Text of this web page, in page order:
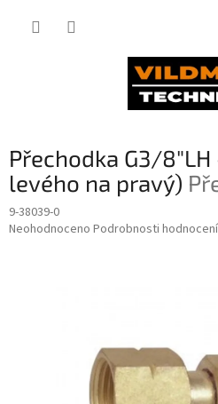
Přechodka G3/
levého na pravý)
9-38039-0
Průměrné
Neohodnoceno Podrobnosti hodnocení